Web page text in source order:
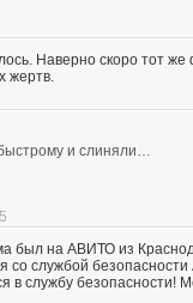
Наверно скоро тот
жертв.
и слиняли…
был на АВИТО из
службой
службу безопасности!